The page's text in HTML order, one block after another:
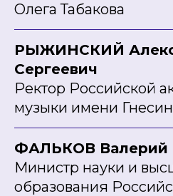
Олега Табакова
РЫЖИНСКИЙ
Сергеевич
Ректор Российской
музыки имени
ФАЛЬКОВ Валерий
Министр науки и
образования